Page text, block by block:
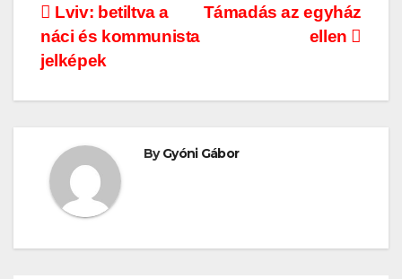
Bejegyzés
navigáció
Támadás az egyház
ellen
Lviv: betiltva a
náci és kommunista
jelképek
ByGyóni Gábor